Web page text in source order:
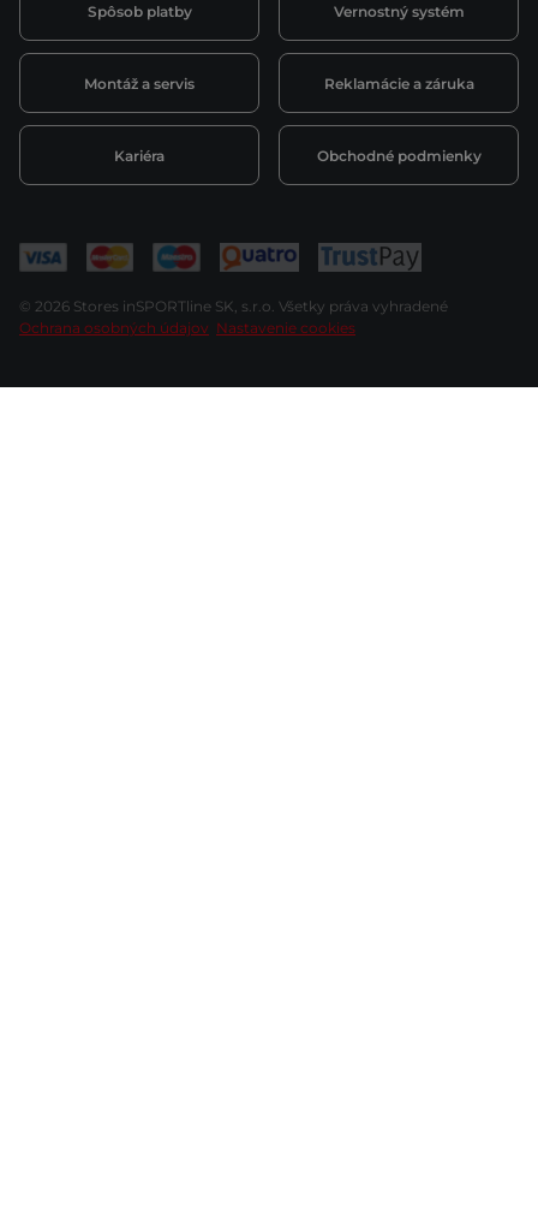
Spôsob platby Vernostný systém
Montáž a servis Reklamácie a záruka
Kariéra Obchodné podmienky
© 2026 Stores inSPORTline SK, s.r.o. Všetky práva vyhradené
Ochrana osobných údajov Nastavenie cookies